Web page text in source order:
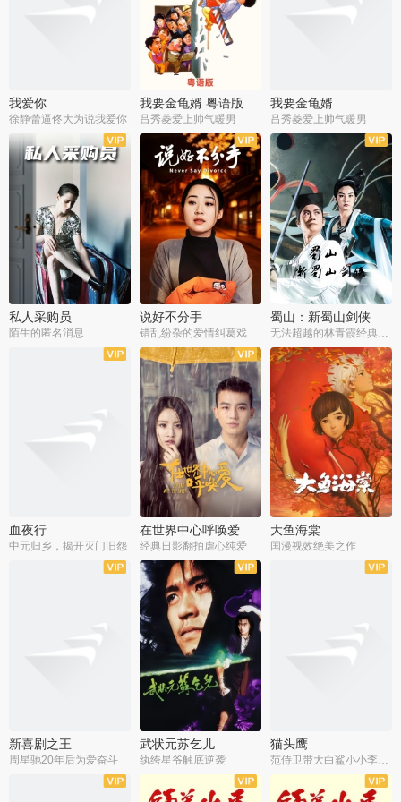
我爱你
徐静蕾逼佟大为说我爱你
我要金龟婿 粤语版
吕秀菱爱上帅气暖男
我要金龟婿
吕秀菱爱上帅气暖男
私人采购员
陌生的匿名消息
说好不分手
错乱纷杂的爱情纠葛戏
蜀山：新蜀山剑侠
无法超越的林青霞经典角色
血夜行
中元归乡，揭开灭门旧怨
在世界中心呼唤爱
经典日影翻拍虐心纯爱
大鱼海棠
国漫视效绝美之作
新喜剧之王
周星驰20年后为爱奋斗
武状元苏乞儿
纨绔星爷触底逆袭
猫头鹰